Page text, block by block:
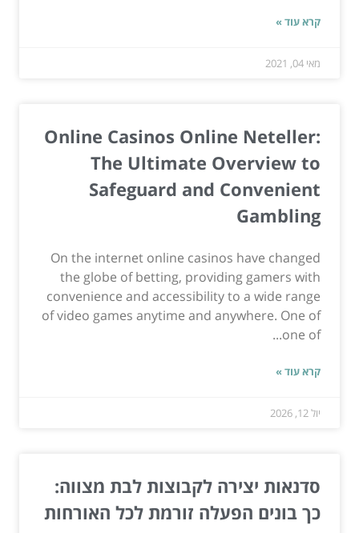
קרא עוד »
מאי 04, 2021
Online Casinos Online Neteller:
The Ultimate Overview to
Safeguard and Convenient
Gambling
On the internet online casinos have changed
the globe of betting, providing gamers with
convenience and accessibility to a wide range
of video games anytime and anywhere. One of
one of...
קרא עוד »
יול 12, 2026
סדנאות יצירה לקבוצות לבת מצווה:
כך בונים הפעלה זורמת לכל האורחות